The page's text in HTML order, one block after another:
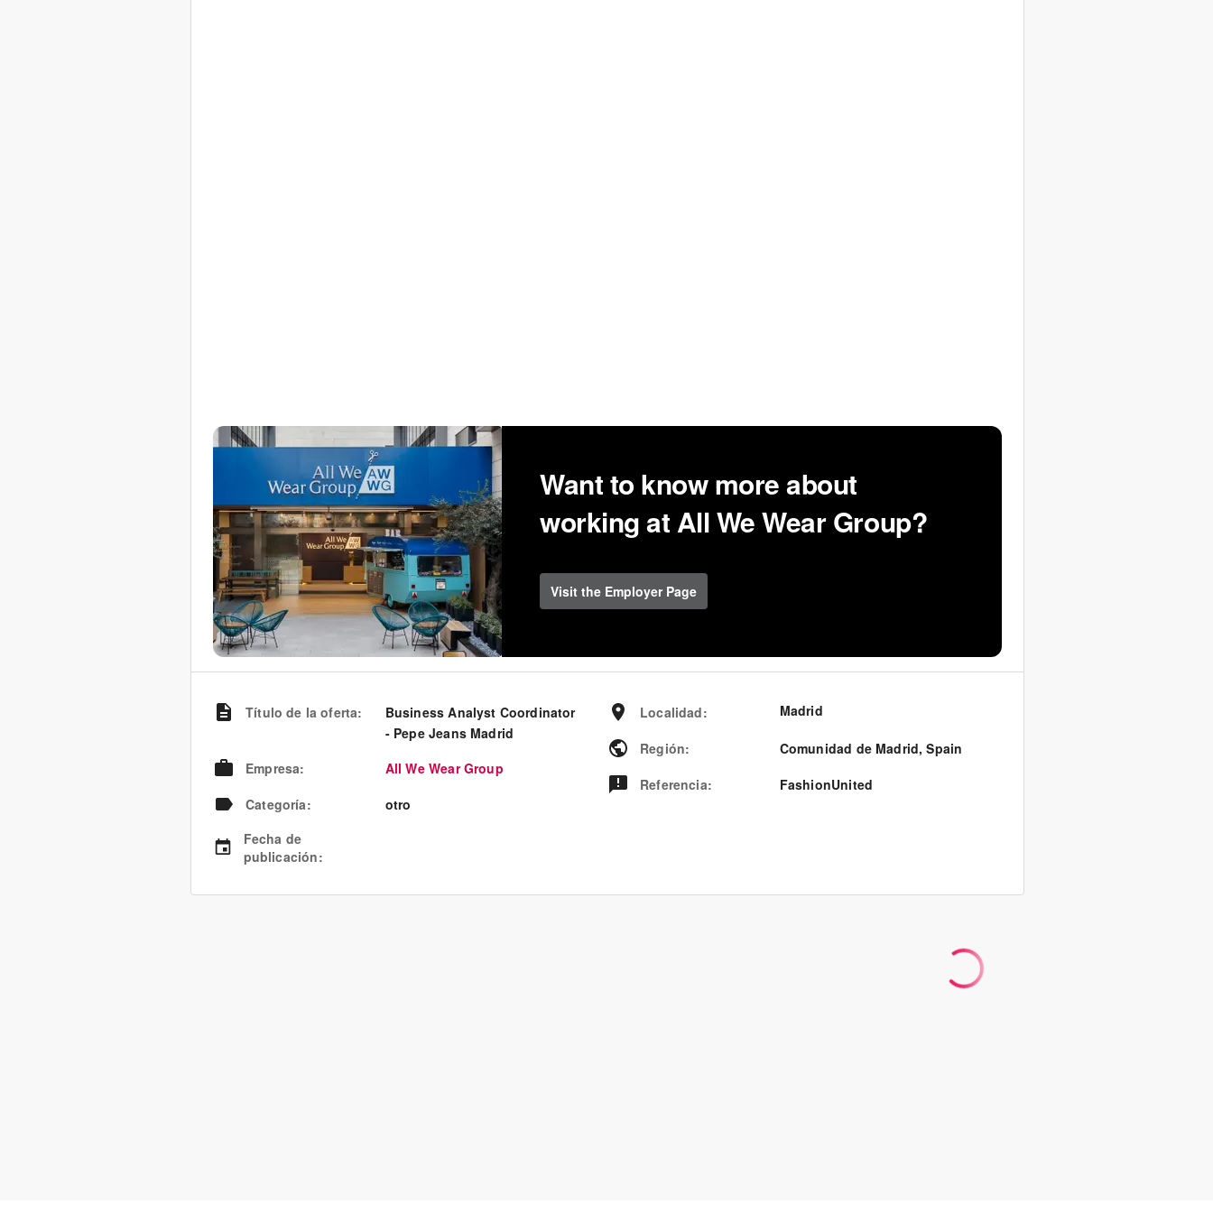
Want to know more about
working at All We Wear Group?
Visit the Employer Page
Título de la oferta:
Business Analyst Coordinator
- Pepe Jeans Madrid
Empresa:
All We Wear Group
Categoría:
otro
Fecha de
publicación:
Localidad: Madrid
Región: Comunidad de Madrid,Spain
Referencia: FashionUnited